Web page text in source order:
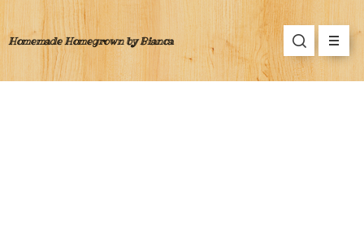
Homemade Homegrown by Bianca